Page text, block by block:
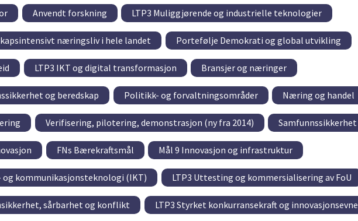
Anvendt forskning LTP3 Muliggjørende og industrielle teknologier
næringsliv i hele landet Portefølje Demokrati og global utvikling
LTP3 IKT og digital transformasjon Bransjer og næringer
og beredskap Politikk- og forvaltningsområder Næring og handel
Verifisering, pilotering, demonstrasjon (ny fra 2014) Samfunnssikkerhet
FNs Bærekraftsmål Mål 9 Innovasjon og infrastruktur
kommunikasjonsteknologi (IKT) LTP3 Uttesting og kommersialisering av FoU
sårbarhet og konflikt LTP3 Styrket konkurransekraft og innovasjonsevne